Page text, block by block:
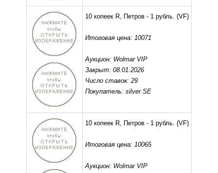
10 копеек R, Петров - 1 рубль. (VF)
Итоговая цена: 10071
Аукцион: Wolmar VIP
Закрыт: 08.01.2026
Число ставок: 29
Покупатель: silver SE
10 копеек R, Петров - 1 рубль. (VF)
Итоговая цена: 10065
Аукцион: Wolmar VIP